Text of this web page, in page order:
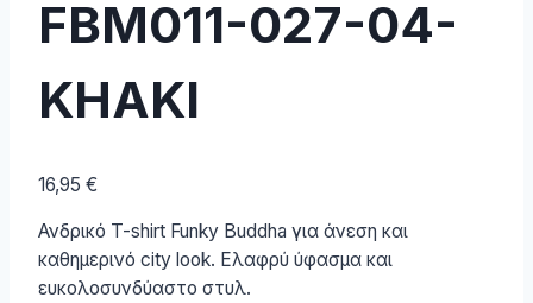
FBM011-027-04-
KHAKI
16,95 €
Ανδρικό T-shirt Funky Buddha για άνεση και
καθημερινό city look. Ελαφρύ ύφασμα και
ευκολοσυνδύαστο στυλ.